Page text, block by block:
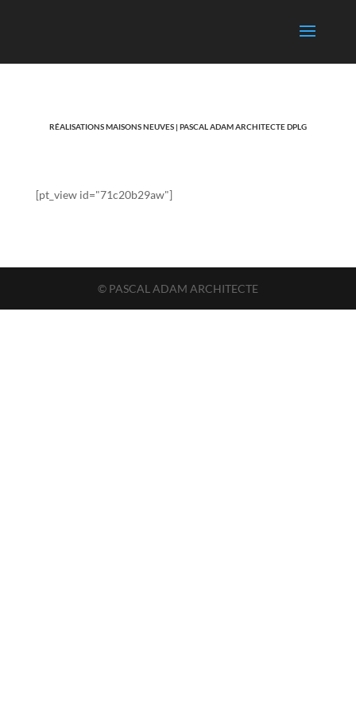
RÉALISATIONS MAISONS NEUVES | PASCAL ADAM ARCHITECTE DPLG
[pt_view id="71c20b29aw"]
© PASCAL ADAM ARCHITECTE